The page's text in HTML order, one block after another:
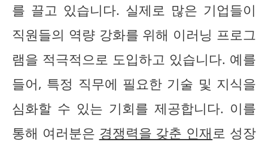
를 끌고 있습니다. 실제로 많은 기업들이
직원들의 역량 강화를 위해 이러닝 프로그
램을 적극적으로 도입하고 있습니다. 예를
들어, 특정 직무에 필요한 기술 및 지식을
심화할 수 있는 기회를 제공합니다. 이를
통해 여러분은 경쟁력을 갖춘 인재로 성장